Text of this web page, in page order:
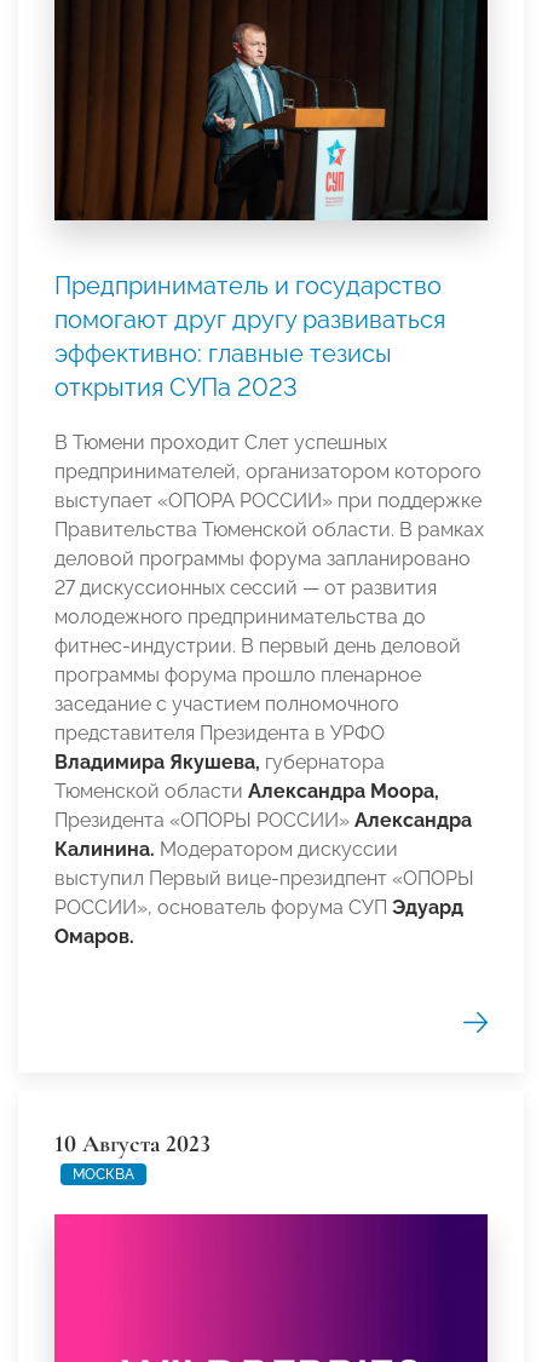
Предприниматель и государство
помогают друг другу развиваться
эффективно: главные тезисы
открытия СУПа 2023
В Тюмени проходит Слет успешных
предпринимателей, организатором которого
выступает «ОПОРА РОССИИ» при поддержке
Правительства Тюменской области. В рамках
деловой программы форума запланировано
27 дискуссионных сессий — от развития
молодежного предпринимательства до
фитнес-индустрии. В первый день деловой
программы форума прошло пленарное
заседание с участием полномочного
представителя Президента в УРФО
Владимира Якушева, губернатора
Тюменской области Александра Моора,
Президента «ОПОРЫ РОССИИ» Александра
Калинина. Модератором дискуссии
выступил Первый вице-президпент «ОПОРЫ
РОССИИ», основатель форума СУП Эдуард
Омаров.
10 Августа 2023
МОСКВА